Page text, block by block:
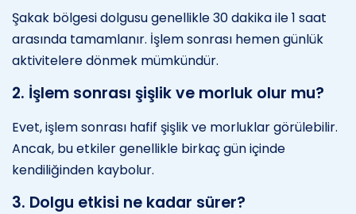
Şakak bölgesi dolgusu genellikle 30 dakika ile 1 saat
arasında tamamlanır. İşlem sonrası hemen günlük
aktivitelere dönmek mümkündür.
2. İşlem sonrası şişlik ve morluk olur mu?
Evet, işlem sonrası hafif şişlik ve morluklar görülebilir.
Ancak, bu etkiler genellikle birkaç gün içinde
kendiliğinden kaybolur.
3. Dolgu etkisi ne kadar sürer?